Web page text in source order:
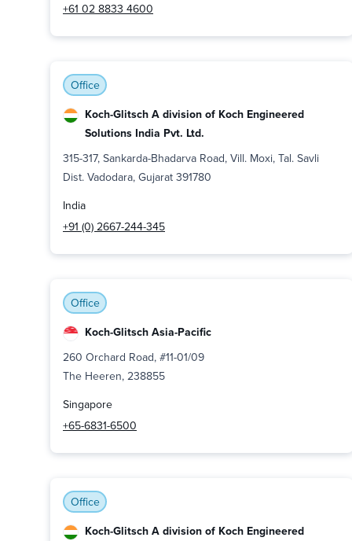
+61 02 8833 4600
Office
Koch-Glitsch A division of Koch Engineered
Solutions India Pvt. Ltd.
315-317, Sankarda-Bhadarva Road, Vill. Moxi, Tal. Savli
Dist. Vadodara, Gujarat 391780
India
+91 (0) 2667-244-345
Office
Koch-Glitsch Asia-Pacific
260 Orchard Road, #11-01/09
The Heeren, 238855
Singapore
+65-6831-6500
Office
Koch-Glitsch A division of Koch Engineered